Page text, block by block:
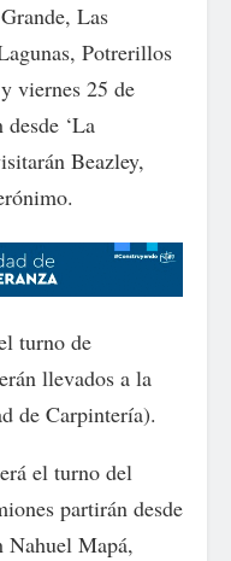
Las
Potrerillos
viernes 25 de
‘La
Beazley,
turno de
llevados a la
de Carpintería).
el turno del
partirán desde
Nahuel Mapá,